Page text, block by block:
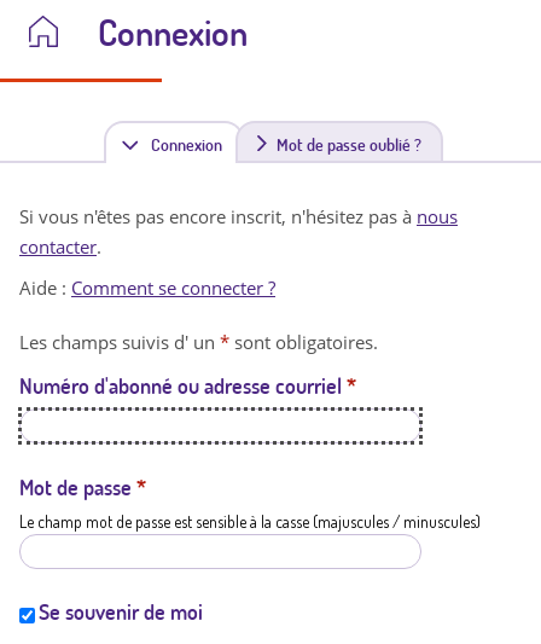
Connexion
Connexion(
n
t
a
t
i
Mot de passe oublié ?
Si vous n'êtes pas encore inscrit, n'hésitez pas à nous
contacter.
Aide : Comment se connecter ?
Les champs suivis d' un * sont obligatoires.
Numéro d'abonné ou adresse courriel *
Mot de passe *
Le champ mot de passe est sensible à la casse (majuscules / minuscules)
Se souvenir de moi